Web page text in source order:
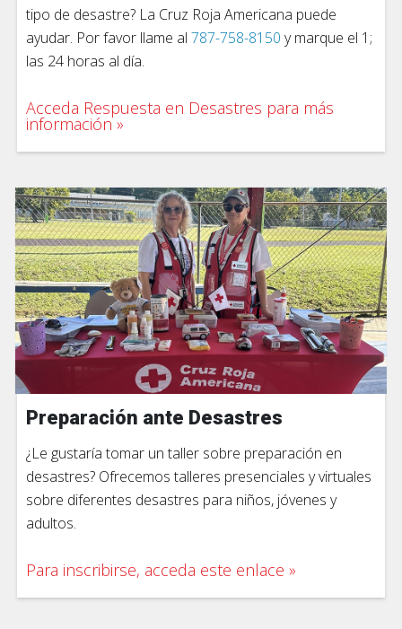
tipo de desastre? La Cruz Roja Americana puede
ayudar. Por favor llame al 787-758-8150 y marque el 1;
las 24 horas al día.
Acceda Respuesta en Desastres para más
información
Preparación ante Desastres
¿Le gustaría tomar un taller sobre preparación en
desastres? Ofrecemos talleres presenciales y virtuales
sobre diferentes desastres para niños, jóvenes y
adultos.
Para inscribirse, acceda este enlace